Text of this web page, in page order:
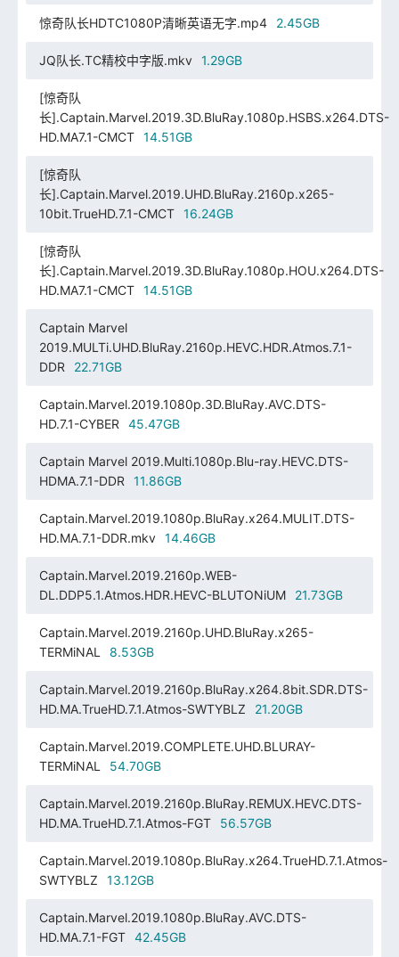
惊奇队长HDTC1080P清晰英语无字.mp4 2.45GB
JQ队长.TC精校中字版.mkv 1.29GB
[惊奇队
长].Captain.Marvel.2019.3D.BluRay.1080p.HSBS.x264.DTS-
HD.MA7.1-CMCT
14.51GB
[惊奇队
长].Captain.Marvel.2019.UHD.BluRay.2160p.x265-
10bit.TrueHD.7.1-CMCT
16.24GB
[惊奇队
长].Captain.Marvel.2019.3D.BluRay.1080p.HOU.x264.DTS-
HD.MA7.1-CMCT
14.51GB
Captain Marvel
2019.MULTi.UHD.BluRay.2160p.HEVC.HDR.Atmos.7.1-
DDR
22.71GB
Captain.Marvel.2019.1080p.3D.BluRay.AVC.DTS-
HD.7.1-CYBER
45.47GB
Captain Marvel 2019.Multi.1080p.Blu-ray.HEVC.DTS-
HDMA.7.1-DDR
11.86GB
Captain.Marvel.2019.1080p.BluRay.x264.MULIT.DTS-
HD.MA.7.1-DDR.mkv
14.46GB
Captain.Marvel.2019.2160p.WEB-
DL.DDP5.1.Atmos.HDR.HEVC-BLUTONiUM
21.73GB
Captain.Marvel.2019.2160p.UHD.BluRay.x265-
TERMiNAL
8.53GB
Captain.Marvel.2019.2160p.BluRay.x264.8bit.SDR.DTS-
HD.MA.TrueHD.7.1.Atmos-SWTYBLZ
21.20GB
Captain.Marvel.2019.COMPLETE.UHD.BLURAY-
TERMiNAL
54.70GB
Captain.Marvel.2019.2160p.BluRay.REMUX.HEVC.DTS-
HD.MA.TrueHD.7.1.Atmos-FGT
56.57GB
Captain.Marvel.2019.1080p.BluRay.x264.TrueHD.7.1.Atmos-
SWTYBLZ
13.12GB
Captain.Marvel.2019.1080p.BluRay.AVC.DTS-
HD.MA.7.1-FGT
42.45GB